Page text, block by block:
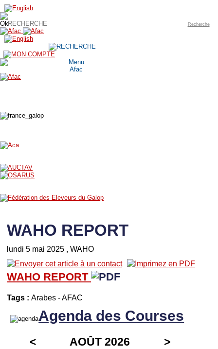
Recherche
WAHO REPORT
lundi 5 mai 2025 , WAHO
WAHO REPORT
Tags : Arabes -AFAC
Agenda des Courses
< AOÛT 2026 >